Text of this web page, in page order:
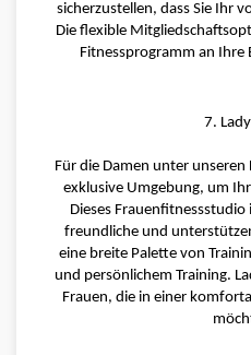
sicherzustellen, dass Sie Ihr
Die flexible
Fitnessprogramm an Ihre
7.
Für die Damen unter unseren
exklusive Umgebung, um
Dieses
freundliche und
eine breite Palette von
und persönlichem Training.
Frauen, die in einer